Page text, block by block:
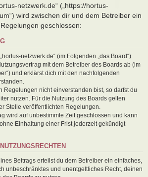
netzwerk.de“ („https://hortus-
wird zwischen dir und dem Betreiber ein
geschlossen:
netzwerk.de“ (im Folgenden „das Board“)
mit dem Betreiber des Boards ab (im
und erklärst dich mit den nachfolgenden
Regelungen nicht einverstanden bist, so darfst du
nutzen. Für die Nutzung des Boards gelten
Stelle veröffentlichten Regelungen.
wird auf unbestimmte Zeit geschlossen und kann
Einhaltung einer Frist jederzeit gekündigt
Beitrags erteilst du dem Betreiber ein einfaches,
unbeschränktes und unentgeltliches Recht, deinen